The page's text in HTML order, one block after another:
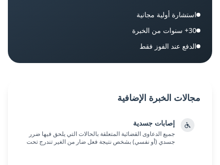
استشارة أولية مجانية
30+ سنوات من الخبرة
الدفع عند الفوز فقط
مجالات الخبرة الإضافية
إصابات جسدية
جميع الدعاوى القضائية المتعلقة بالحالات التي يلحق فيها ضرر
جسدي (أو نفسي) بشخص نتيجة فعل ضار من الغير تندرج تحت